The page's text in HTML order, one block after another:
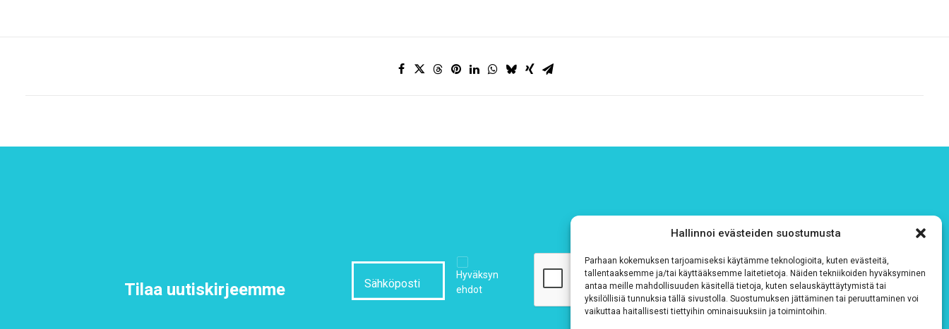
Hallinnoi evästeiden suostumusta
Parhaan kokemuksen tarjoamiseksi käytämme teknologioita, kuten evästeitä,
tallentaaksemme ja/tai käyttääksemme laitetietoja. Näiden tekniikoiden hyväksyminen
antaa meille mahdollisuuden käsitellä tietoja, kuten selauskäyttäytymistä tai
yksilöllisiä tunnuksia tällä sivustolla. Suostumuksen jättäminen tai peruuttaminen voi
vaikuttaa haitallisesti tiettyihin ominaisuuksiin ja toimintoihin.
Tilaa uutiskirjeemme
Hyväksyn
ehdot